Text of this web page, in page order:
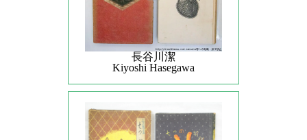
長谷川潔
Kiyoshi Hasegawa